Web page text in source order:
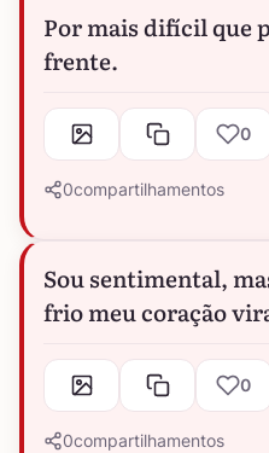
Por mais difícil que
frente.
0
0compartilhamentos
Sou sentimental,
frio meu coração
0
0compartilhamentos